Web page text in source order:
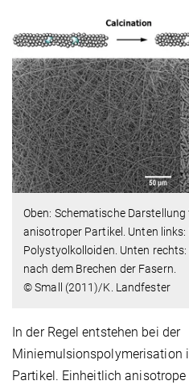
Oben: Schematische
anisotroper Partikel. Unten
Polystyolkolloiden. Unten
nach dem Brechen der Fasern.
© Small (2011)/K. Landfester
In der Regel entstehen bei der
Miniemulsionspolymerisation
Partikel. Einheitlich